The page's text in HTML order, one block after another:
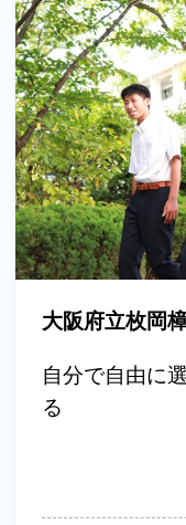
大阪府立枚岡
自分で自由に
る